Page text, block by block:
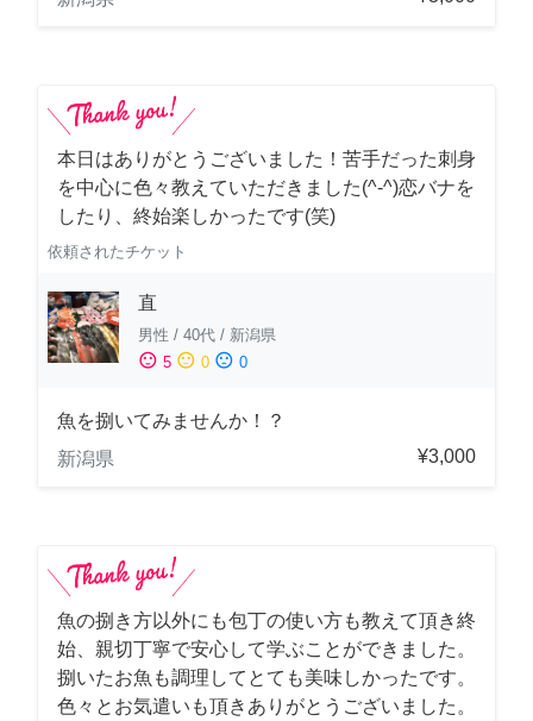
本日はありがとうございました！苦手だった刺身
を中心に色々教えていただきました(^-^)恋バナを
したり、終始楽しかったです(笑)
依頼されたチケット
直
男性 / 40代 / 新潟県
sentiment_satisfied 5 sentiment_neutral 0 sentiment_dissatisfied 0
魚を捌いてみませんか！？
新潟県
¥3,000
魚の捌き方以外にも包丁の使い方も教えて頂き終
始、親切丁寧で安心して学ぶことができました。
捌いたお魚も調理してとても美味しかったです。
色々とお気遣いも頂きありがとうございました。